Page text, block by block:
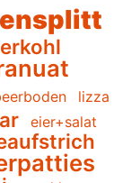
lizza
eier+salat